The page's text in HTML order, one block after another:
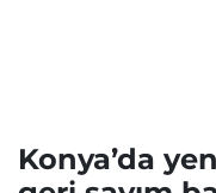
Konya’da